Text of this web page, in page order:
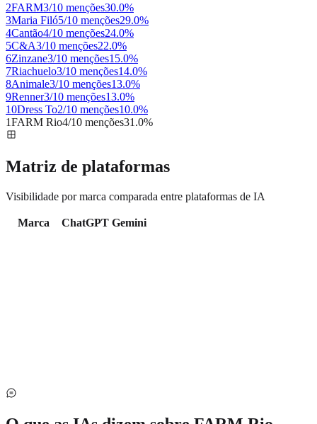
2FARM3/10 menções30.0%
3Maria Filó5/10 menções29.0%
4Cantão4/10 menções24.0%
5C&A3/10 menções22.0%
6Zinzane3/10 menções15.0%
7Riachuelo3/10 menções14.0%
8Animale3/10 menções13.0%
9Renner3/10 menções13.0%
10Dress To2/10 menções10.0%
1FARM Rio4/10 menções31.0%
Matriz de plataformas
Visibilidade por marca comparada entre plataformas de IA
Marca ChatGPT Gemini